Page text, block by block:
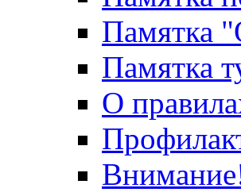
Памятка
Памятка
О